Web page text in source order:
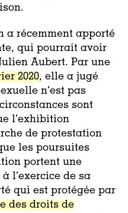
a récemment apporté
qui pourrait avoir
Aubert. Par une
2020, elle a jugé
n’est pas
sont
l’exhibition
de protestation
les poursuites
portent une
l’exercice de sa
qui est protégée par
des droits de